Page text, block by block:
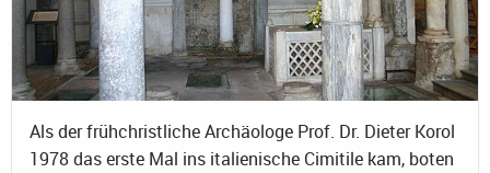
Als der frühchristliche Archäologe Prof. Dr. Dieter Korol
1978 das erste Mal ins italienische Cimitile kam, boten